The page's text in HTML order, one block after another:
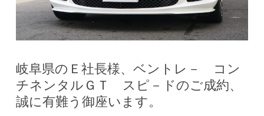
岐阜県のＥ社長様、ベントレ－ コン
チネンタルＧＴ スピ－ドのご成約、
誠に有難う御座います。